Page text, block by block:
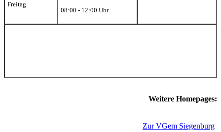
Freitag
08:00 - 12:00 Uhr
Weitere Homepages:
Zur VGem Siegenburg